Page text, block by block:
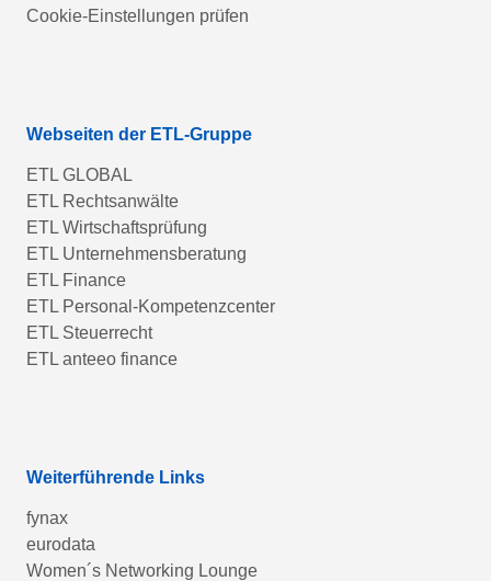
Cookie-Einstellungen prüfen
Webseiten der ETL-Gruppe
ETL GLOBAL
ETL Rechtsanwälte
ETL Wirtschaftsprüfung
ETL Unternehmensberatung
ETL Finance
ETL Personal-Kompetenzcenter
ETL Steuerrecht
ETL anteeo finance
Weiterführende Links
fynax
eurodata
Women´s Networking Lounge